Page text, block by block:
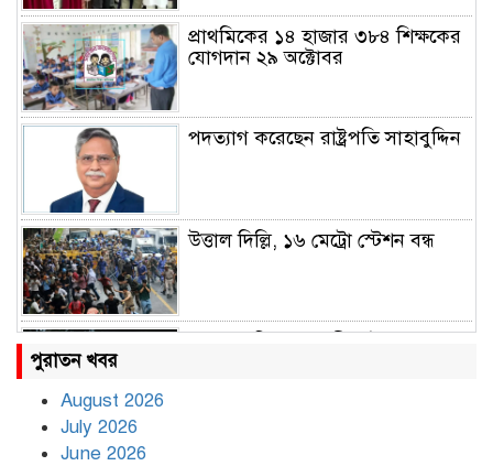
প্রাথমিকের ১৪ হাজার ৩৮৪ শিক্ষকের
যোগদান ২৯ অক্টোবর
পদত্যাগ করেছেন রাষ্ট্রপতি সাহাবুদ্দিন
উত্তাল দিল্লি, ১৬ মেট্রো স্টেশন বন্ধ
পুরাতন খবর
August 2026
July 2026
June 2026